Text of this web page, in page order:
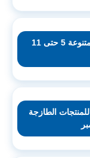
عروض نستو هايبرماركت المتنوعة 5 حتى 11
الطازجة